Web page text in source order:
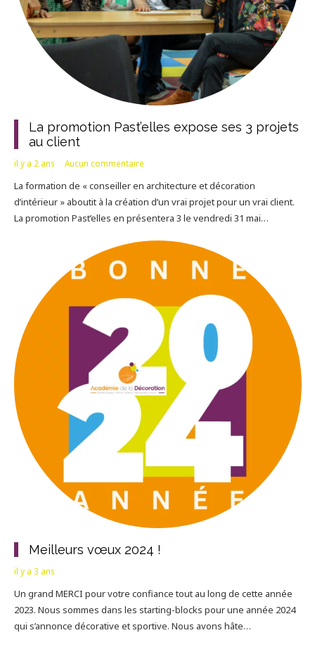
La promotion Past’elles expose ses 3 projets
au client
il y a 2 ans Aucun commentaire
La formation de « conseiller en architecture et décoration
d’intérieur » aboutit à la création d’un vrai projet pour un vrai client.
La promotion Past’elles en présentera 3 le vendredi 31 mai…
Meilleurs vœux 2024 !
il y a 3 ans
Un grand MERCI pour votre confiance tout au long de cette année
2023. Nous sommes dans les starting-blocks pour une année 2024
qui s’annonce décorative et sportive. Nous avons hâte…